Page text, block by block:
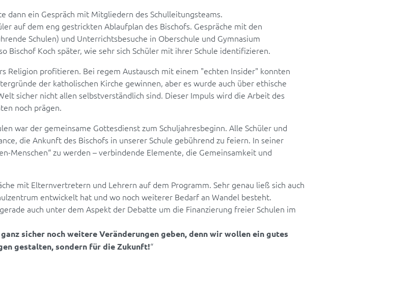
dann ein Gespräch mit Mitgliedern des Schulleitungsteams.
auf dem eng gestrickten Ablaufplan des Bischofs. Gespräche mit den
Schulen) und Unterrichtsbesuche in Oberschule und Gymnasium
Bischof Koch später, wie sehr sich Schüler mit ihrer Schule identifizieren.
Religion profitieren. Bei regem Austausch mit einem "echten Insider" konnten
der katholischen Kirche gewinnen, aber es wurde auch über ethische
sicher nicht allen selbstverständlich sind. Dieser Impuls wird die Arbeit des
noch prägen.
war der gemeinsame Gottesdienst zum Schuljahresbeginn. Alle Schüler und
die Ankunft des Bischofs in unserer Schule gebührend zu feiern. In seiner
Menschen“ zu werden – verbindende Elemente, die Gemeinsamkeit und
mit Elternvertretern und Lehrern auf dem Programm. Sehr genau ließ sich auch
entwickelt hat und wo noch weiterer Bedarf an Wandel besteht.
auch unter dem Aspekt der Debatte um die Finanzierung freier Schulen im
sicher noch weitere Veränderungen geben, denn wir wollen ein gutes
gestalten, sondern für die Zukunft!“